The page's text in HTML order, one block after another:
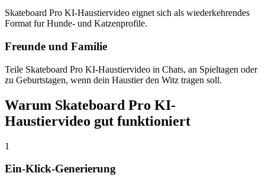
Skateboard Pro KI-Haustiervideo eignet sich als wiederkehrendes
Format fur Hunde- und Katzenprofile.
Freunde und Familie
Teile Skateboard Pro KI-Haustiervideo in Chats, an Spieltagen oder
zu Geburtstagen, wenn dein Haustier den Witz tragen soll.
Warum Skateboard Pro KI-
Haustiervideo gut funktioniert
1
Ein-Klick-Generierung